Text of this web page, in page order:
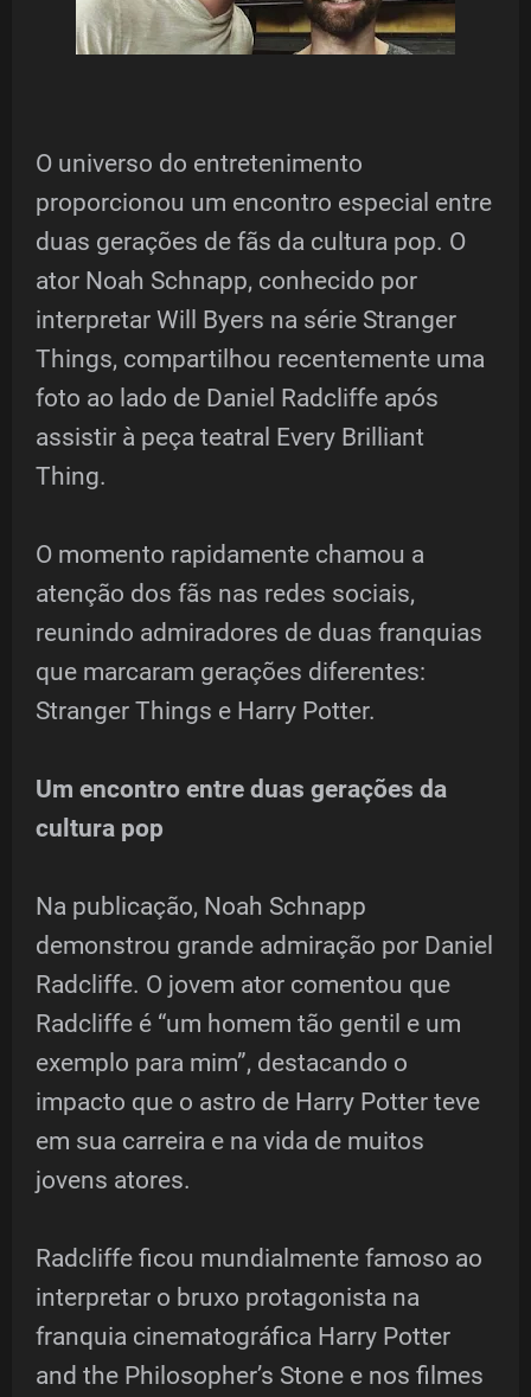
O universo do entretenimento
proporcionou um encontro especial entre
duas gerações de fãs da cultura pop. O
ator Noah Schnapp, conhecido por
interpretar Will Byers na série Stranger
Things, compartilhou recentemente uma
foto ao lado de Daniel Radcliffe após
assistir à peça teatral Every Brilliant
Thing.
O momento rapidamente chamou a
atenção dos fãs nas redes sociais,
reunindo admiradores de duas franquias
que marcaram gerações diferentes:
Stranger Things e Harry Potter.
Um encontro entre duas gerações da
cultura pop
Na publicação, Noah Schnapp
demonstrou grande admiração por Daniel
Radcliffe. O jovem ator comentou que
Radcliffe é “um homem tão gentil e um
exemplo para mim”, destacando o
impacto que o astro de Harry Potter teve
em sua carreira e na vida de muitos
jovens atores.
Radcliffe ficou mundialmente famoso ao
interpretar o bruxo protagonista na
franquia cinematográfica Harry Potter
and the Philosopher’s Stone e nos filmes